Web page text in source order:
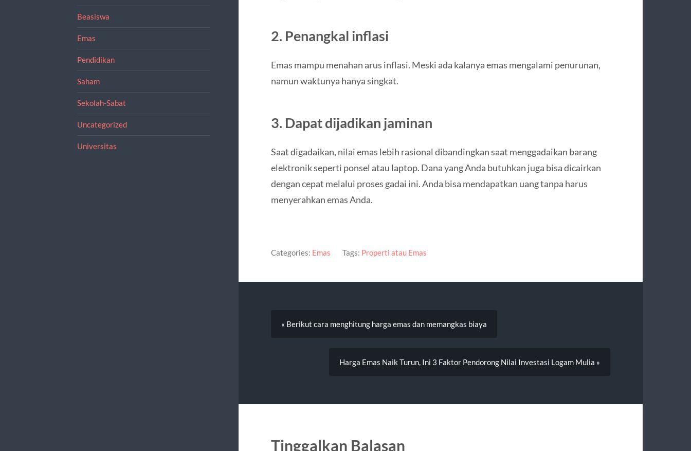
Beasiswa
Emas
Pendidikan
Saham
Sekolah-Sabat
Uncategorized
Universitas
2. Penangkal inflasi
Emas mampu menahan arus inflasi. Meski ada kalanya emas mengalami penurunan,
namun waktunya hanya singkat.
3. Dapat dijadikan jaminan
Saat digadaikan, nilai emas lebih rasional dibandingkan saat menggadaikan barang
elektronik seperti ponsel atau laptop. Dana yang Anda butuhkan juga bisa dicairkan
dengan cepat melalui proses gadai ini. Anda bisa mendapatkan uang tanpa harus
menyerahkan emas Anda.
Categories: Emas Tags: Properti atau Emas
« Berikut cara menghitung harga emas dan memangkas biaya
Harga Emas Naik Turun, Ini 3 Faktor Pendorong Nilai Investasi Logam Mulia »
Tinggalkan Balasan